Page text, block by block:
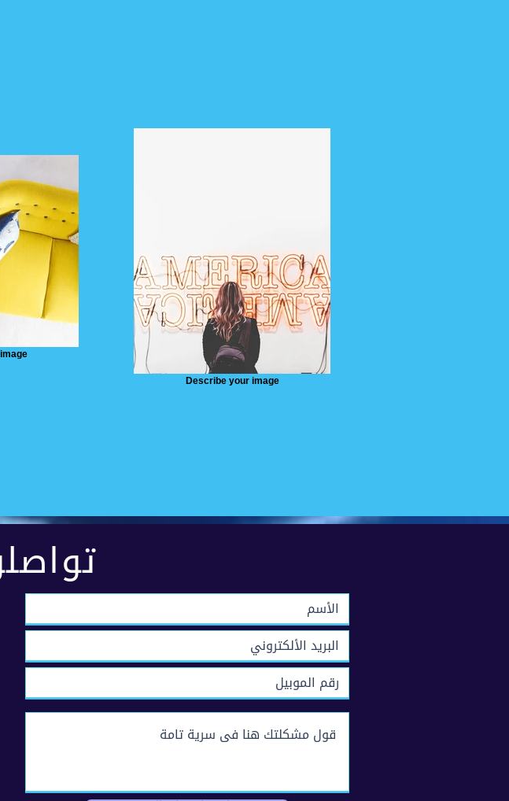
Describe your image